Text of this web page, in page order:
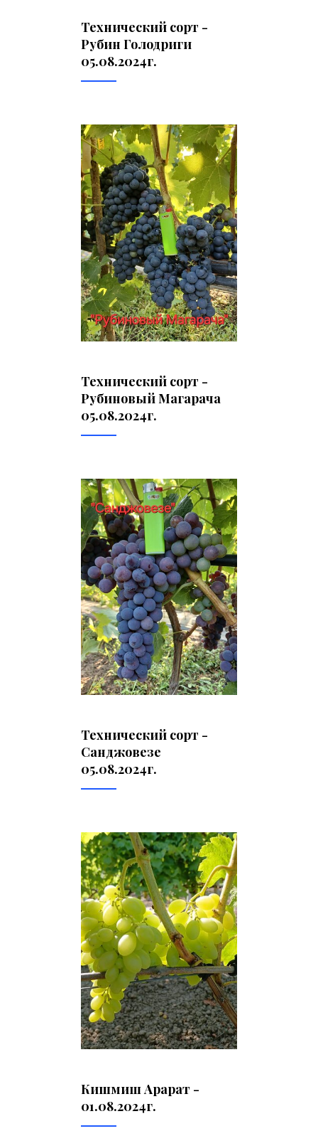
Технический сорт -
Рубин Голодриги
05.08.2024г.
Технический сорт -
Рубиновый Магарача
05.08.2024г.
Технический сорт -
Санджовезе
05.08.2024г.
Кишмиш Арарат -
01.08.2024г.